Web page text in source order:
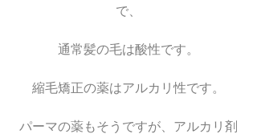
で、
通常髪の毛は酸性です。
縮毛矯正の薬はアルカリ性です。
パーマの薬もそうですが、アルカリ剤